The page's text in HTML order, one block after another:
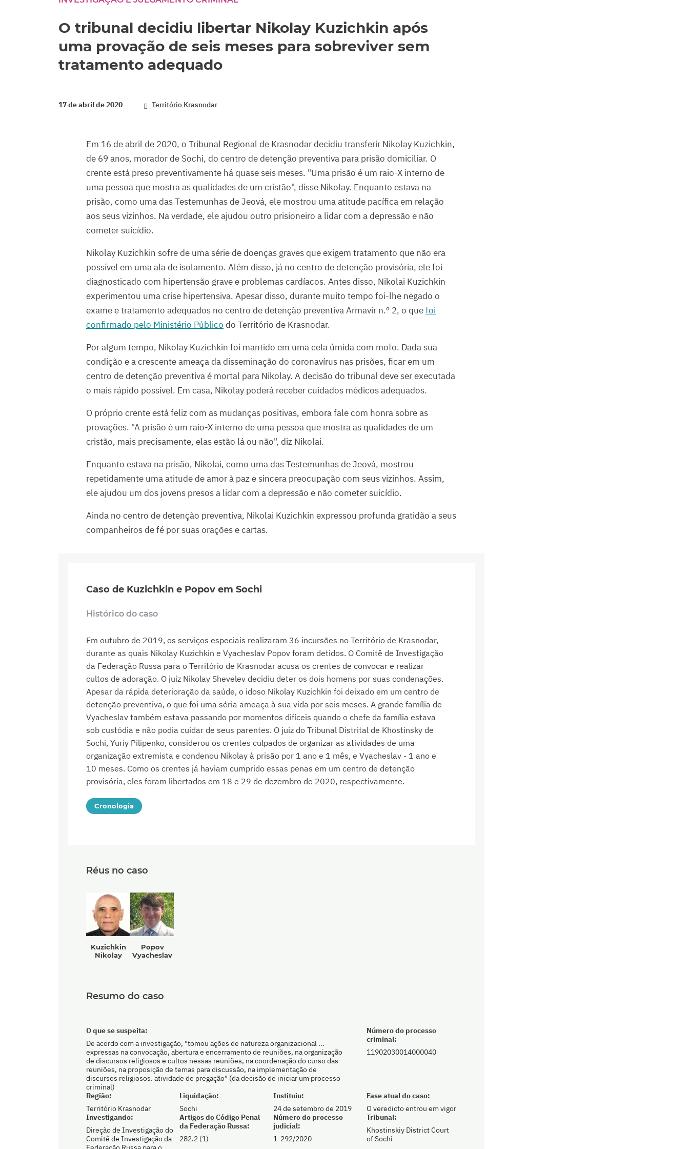
O tribunal decidiu libertar Nikolay Kuzichkin após
uma provação de seis meses para sobreviver sem
tratamento adequado
17 de abril de 2020 Território Krasnodar
Em 16 de abril de 2020, o Tribunal Regional de Krasnodar decidiu transferir Nikolay Kuzichkin,
de 69 anos, morador de Sochi, do centro de detenção preventiva para prisão domiciliar. O
crente está preso preventivamente há quase seis meses. "Uma prisão é um raio-X interno de
uma pessoa que mostra as qualidades de um cristão", disse Nikolay. Enquanto estava na
prisão, como uma das Testemunhas de Jeová, ele mostrou uma atitude pacífica em relação
aos seus vizinhos. Na verdade, ele ajudou outro prisioneiro a lidar com a depressão e não
cometer suicídio.
Nikolay Kuzichkin sofre de uma série de doenças graves que exigem tratamento que não era
possível em uma ala de isolamento. Além disso, já no centro de detenção provisória, ele foi
diagnosticado com hipertensão grave e problemas cardíacos. Antes disso, Nikolai Kuzichkin
experimentou uma crise hipertensiva. Apesar disso, durante muito tempo foi-lhe negado o
exame e tratamento adequados no centro de detenção preventiva Armavir n.º 2, o quefoi
confirmado pelo Ministério Público do Território de Krasnodar.
Por algum tempo, Nikolay Kuzichkin foi mantido em uma cela úmida com mofo. Dada sua
condição e a crescente ameaça da disseminação do coronavírus nas prisões, ficar em um
centro de detenção preventiva é mortal para Nikolay. A decisão do tribunal deve ser executada
o mais rápido possível. Em casa, Nikolay poderá receber cuidados médicos adequados.
O próprio crente está feliz com as mudanças positivas, embora fale com honra sobre as
provações. "A prisão é um raio-X interno de uma pessoa que mostra as qualidades de um
cristão, mais precisamente, elas estão lá ou não", diz Nikolai.
Enquanto estava na prisão, Nikolai, como uma das Testemunhas de Jeová, mostrou
repetidamente uma atitude de amor à paz e sincera preocupação com seus vizinhos. Assim,
ele ajudou um dos jovens presos a lidar com a depressão e não cometer suicídio.
Ainda no centro de detenção preventiva, Nikolai Kuzichkin expressou profunda gratidão a seus
companheiros de fé por suas orações e cartas.
Caso de Kuzichkin e Popov em Sochi
Histórico do caso
Em outubro de 2019, os serviços especiais realizaram 36 incursões no Território de Krasnodar,
durante as quais Nikolay Kuzichkin e Vyacheslav Popov foram detidos. O Comitê de Investigação
da Federação Russa para o Território de Krasnodar acusa os crentes de convocar e realizar
cultos de adoração. O juiz Nikolay Shevelev decidiu deter os dois homens por suas condenações.
Apesar da rápida deterioração da saúde, o idoso Nikolay Kuzichkin foi deixado em um centro de
detenção preventiva, o que foi uma séria ameaça à sua vida por seis meses. A grande família de
Vyacheslav também estava passando por momentos difíceis quando o chefe da família estava
sob custódia e não podia cuidar de seus parentes. O juiz do Tribunal Distrital de Khostinsky de
Sochi, Yuriy Pilipenko, considerou os crentes culpados de organizar as atividades de uma
organização extremista e condenou Nikolay à prisão por 1 ano e 1 mês, e Vyacheslav - 1 ano e
10 meses. Como os crentes já haviam cumprido essas penas em um centro de detenção
provisória, eles foram libertados em 18 e 29 de dezembro de 2020, respectivamente.
Cronologia
Réus no caso
Kuzichkin
Nikolay
Popov
Vyacheslav
Resumo do caso
Região:
Território Krasnodar
Liquidação:
Sochi
O que se suspeita:
De acordo com a investigação, "tomou ações de natureza organizacional ...
expressas na convocação, abertura e encerramento de reuniões, na organização
de discursos religiosos e cultos nessas reuniões, na coordenação do curso das
reuniões, na proposição de temas para discussão, na implementação de
discursos religiosos. atividade de pregação" (da decisão de iniciar um processo
criminal)
Número do processo
criminal:
11902030014000040
Instituiu:
24 de setembro de 2019
Fase atual do caso:
O veredicto entrou em vigor
Investigando:
Direção de Investigação do
Comitê de Investigação da
Artigos do Código Penal
da Federação Russa:
282.2 (1)
Número do processo
judicial:
1-292/2020
Tribunal:
Khostinskiy District Court
of Sochi